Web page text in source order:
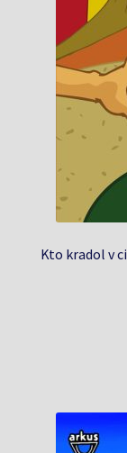
Kto kradol v